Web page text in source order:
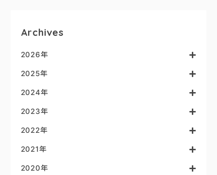
Archives
2026年
2025年
2024年
2023年
2022年
2021年
2020年